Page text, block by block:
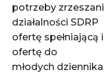
potrzeby
działalności SDRP
ofertę spełniającą
ofertę do
młodych